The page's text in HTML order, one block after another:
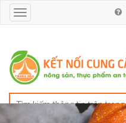
Toggle
navigation